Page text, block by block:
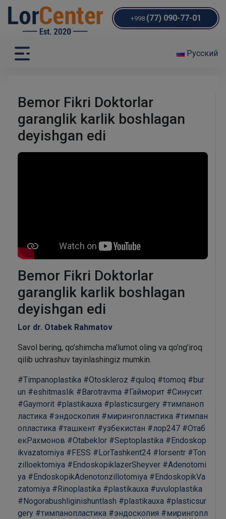
+998 (77) 090-77-01
Русский
Bemor Fikri Doktorlar
garanglik karlik boshlagan
deyishgan edi
Bemor Fikri Doktorlar
garanglik karlik boshlagan
deyishgan edi
Lor dr. Otabek Rahmatov
Savol bering, qo’shimcha ma’lumot oling va qo’ng’iroq
qilib uchrashuv tayinlashingiz mumkin.
#Timpanoplastika #Otoskleroz #quloq #tomoq #bur
un #eshitmaslik #Barotravma #Гайморит #Синусит
#Gaymorit #plastikauxa #plasticsurgery #тимпаноп
ластика #эндоскопия #мирингопластика #тимпан
опластика #ташкент #узбекистан #лор247 #Отаб
екРахмонов #Otabeklor #Septoplastika #Endoskop
ikvazatomiya #FESS #LorTashkent24 #lorsentr #Ton
zilloektomiya #EndoskopiklazerSheyver #Adenotomi
ya #EndoskopikAdenotonzillotomiya #EndoskopikVa
zatomiya #Rinoplastika #plastikauxa #uvuloplastika
#Nogorabushliginishuntlash #plastikauxa #plasticsur
gery #тимпанопластика #эндоскопия #мирингопл